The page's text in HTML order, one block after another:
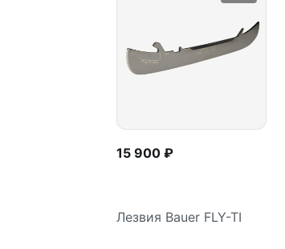
15 900 ₽
Лезвия Bauer FLY-TI